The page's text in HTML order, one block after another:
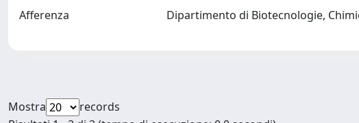
Afferenza Dipartimento di Biotecnologie,
Mostra
records